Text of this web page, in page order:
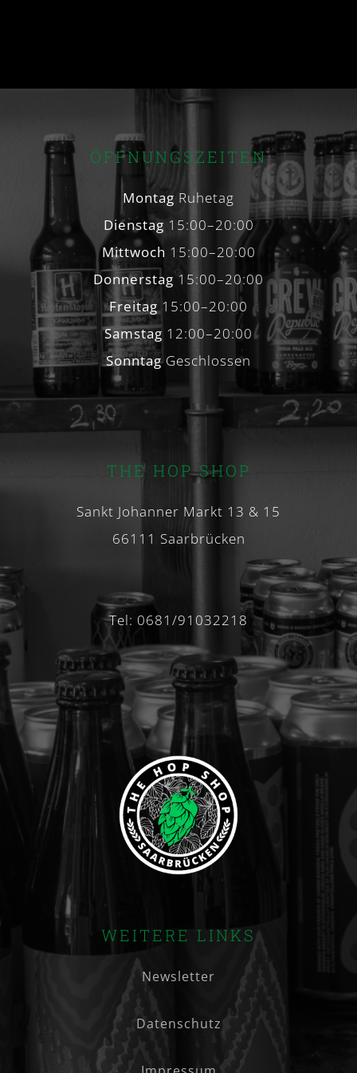
ÖFFNUNGSZEITEN
Montag Ruhetag
Dienstag15:00–20:00
Mittwoch 15:00–20:00
Donnerstag15:00–20:00
Freitag15:00–20:00
Samstag 12:00–20:00
SonntagGeschlossen
THE HOP SHOP
Sankt Johanner Markt 13 & 15
66111 Saarbrücken
Tel: 0681/91032218
WEITERE LINKS
Newsletter
Datenschutz